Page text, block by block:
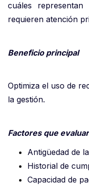
cuáles
requieren atención
Beneficio principal
Optimiza el uso de
la gestión.
Factores que evaluar
Antigüedad de
Historial de
Capacidad de